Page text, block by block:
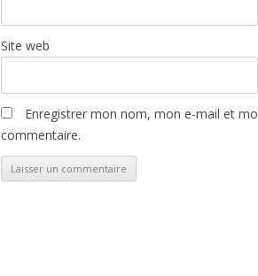
Site web
Enregistrer mon nom, mon e-mail et
commentaire.